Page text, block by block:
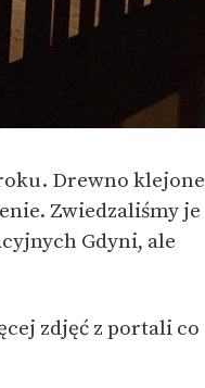
Drewno klejone
Zwiedzaliśmy je
Gdyni, ale
zdjęć z portali co